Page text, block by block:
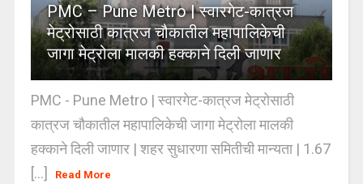
PMC – Pune Metro | स्वारगेट-कात्रज
मेट्रोसाठी कात्रज चौकातील महापालिकेची
जागा मेट्रोला मालकी हक्काने दिली जाणार
PMC - Pune Metro | स्वारगेट-कात्रज मेट्रोसाठी
कात्रज चौकातील महापालिकेची जागा मेट्रोला मालकी
हक्काने दिली जाणार | शहर सुधारणा समितीची मान्यता | 1.67
[...]
Read More